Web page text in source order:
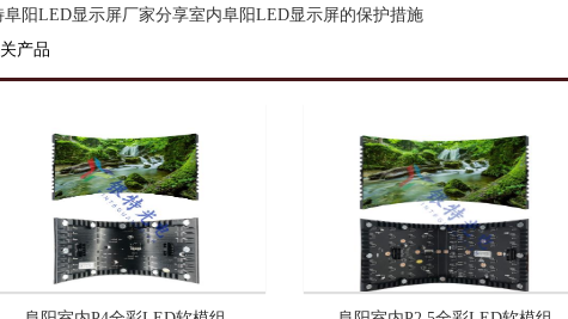
阜阳LED显示屏厂家分享室内阜阳LED显示屏的保护措施
产品